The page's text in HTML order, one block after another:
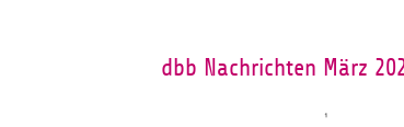
dbb Nachrichten März